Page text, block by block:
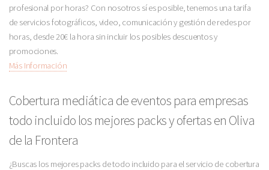
profesional por horas? Con nosotros sí es posible, tenemos una tarifa
de servicios fotográficos, video, comunicación y gestión de redes por
horas, desde 20€ la hora sin incluir los posibles descuentos y
promociones.
Más Información
Cobertura mediática de eventos para empresas
todo incluido los mejores packs y ofertas en Oliva
de la Frontera
¿Buscas los mejores packs de todo incluido para el servicio de cobertura